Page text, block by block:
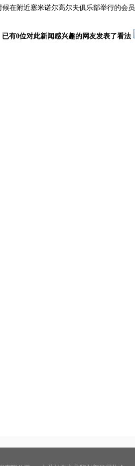
在附近塞米诺尔高尔夫俱乐部举行的会
已有0位对此新闻感兴趣的网友发表了看法